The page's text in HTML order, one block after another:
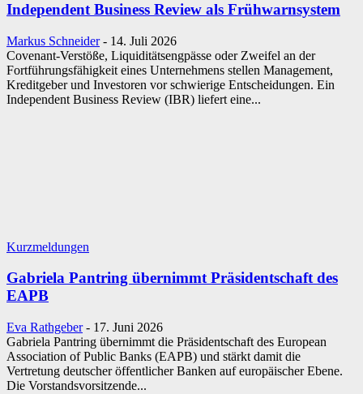
Independent Business Review als Frühwarnsystem
Markus Schneider - 14. Juli 2026
Covenant-Verstöße, Liquiditätsengpässe oder Zweifel an der
Fortführungsfähigkeit eines Unternehmens stellen Management,
Kreditgeber und Investoren vor schwierige Entscheidungen. Ein
Independent Business Review (IBR) liefert eine...
Kurzmeldungen
Gabriela Pantring übernimmt Präsidentschaft des
EAPB
Eva Rathgeber - 17. Juni 2026
Gabriela Pantring übernimmt die Präsidentschaft des European
Association of Public Banks (EAPB) und stärkt damit die
Vertretung deutscher öffentlicher Banken auf europäischer Ebene.
Die Vorstandsvorsitzende...